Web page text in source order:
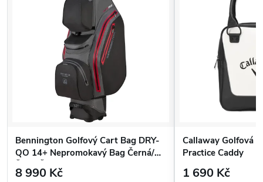
Bennington Golfový Cart Bag DRY-
QO 14+ Nepromokavý Bag Černá/
Šedá/Červená
8 990 Kč
Callaway Golfová
Practice Caddy
1 690 Kč